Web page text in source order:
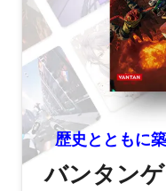
歴史とともに
バンタン